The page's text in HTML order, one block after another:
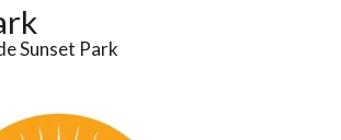
Sunset Park